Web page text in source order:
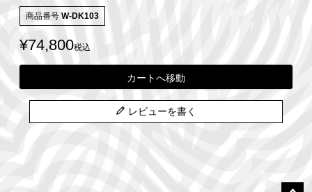
商品番号 W-DK103
¥74,800税込
カートへ移動
レビューを書く